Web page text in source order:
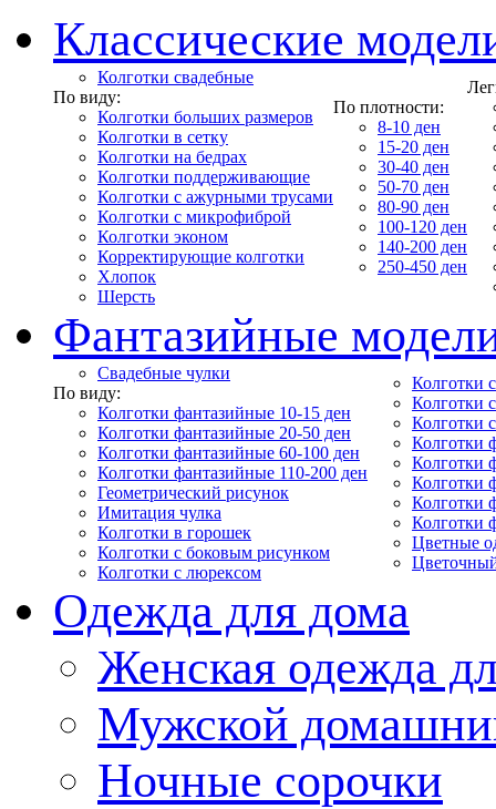
Классические
Колготки свадебные
По виду:
Колготки больших размеров
Колготки в сетку
Колготки на бедрах
Колготки поддерживающие
Колготки с ажурными трусами
Колготки с микрофиброй
Колготки эконом
Корректирующие колготки
Хлопок
Шерсть
По плотности:
8-10 ден
15-20 ден
30-40 ден
50-70 ден
80-90 ден
100-120 ден
140-200 ден
250-450 ден
Фантазийные
Свадебные чулки
По виду:
Колготки фантазийные 10-15 ден
Колготки фантазийные 20-50 ден
Колготки фантазийные 60-100 ден
Колготки фантазийные 110-200 ден
Геометрический рисунок
Имитация чулка
Колготки в горошек
Колготки с боковым рисунком
Колготки с люрексом
Колготки
Колготки
Колготки
Колготки
Колготки
Колготки
Колготки
Колготки
Цветные
Одежда для дома
Женская одежда
Мужской
Ночные сорочки